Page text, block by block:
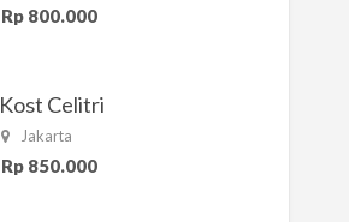
Rp 800.000
Kost Celitri
Jakarta
Rp 850.000